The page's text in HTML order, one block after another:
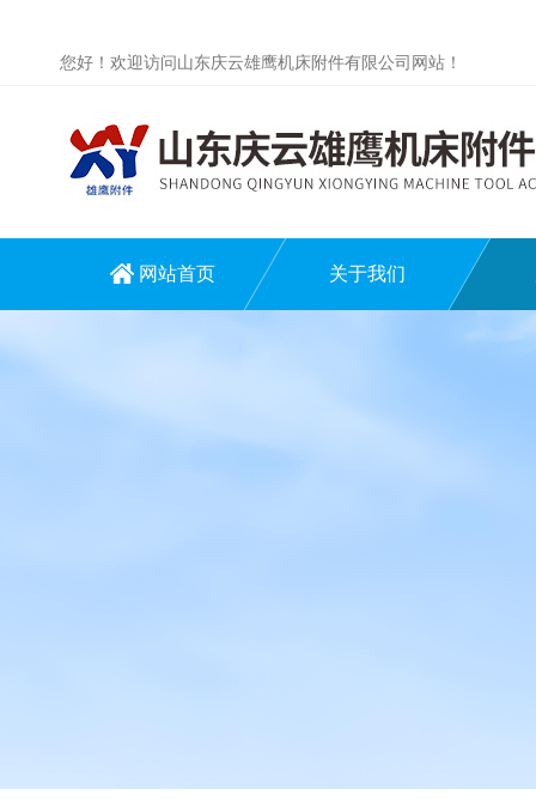
您好！欢迎访问山东庆云雄鹰机床附件有限公司网站！
网站首页 关于我们